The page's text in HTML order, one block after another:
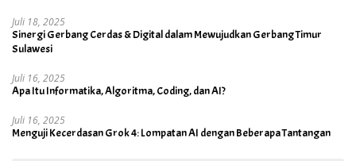
Juli 18, 2025
Sinergi Gerbang Cerdas & Digital dalam Mewujudkan Gerbang Timur
Sulawesi
Juli 16, 2025
Apa Itu Informatika, Algoritma, Coding, dan AI?
Juli 16, 2025
Menguji Kecerdasan Grok 4: Lompatan AI dengan Beberapa Tantangan